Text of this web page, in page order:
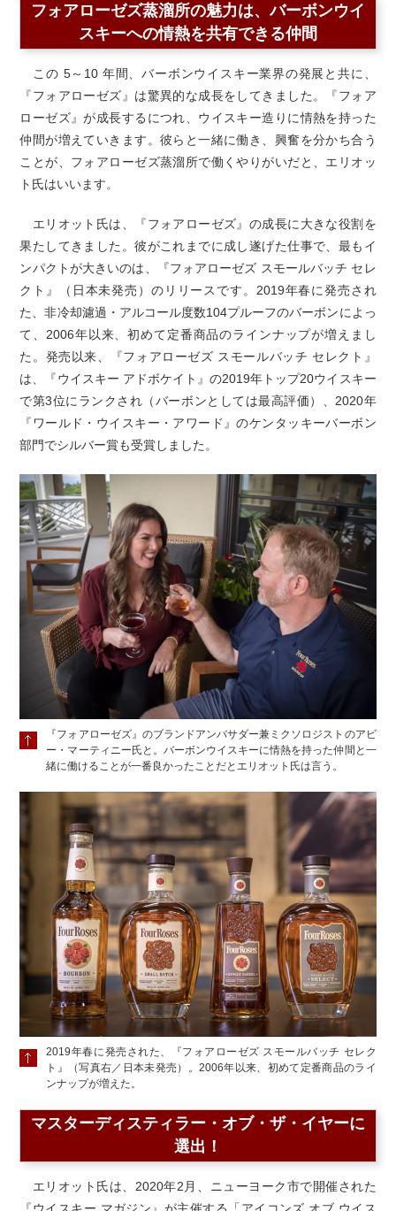
フォアローゼズ蒸溜所の魅力は、バーボンウイ
スキーへの情熱を共有できる仲間
この 5～10 年間、バーボンウイスキー業界の発展と共に、
『フォアローゼズ』は驚異的な成長をしてきました。『フォア
ローゼズ』が成長するにつれ、ウイスキー造りに情熱を持った
仲間が増えていきます。彼らと一緒に働き、興奮を分かち合う
ことが、フォアローゼズ蒸溜所で働くやりがいだと、エリオッ
ト氏はいいます。
エリオット氏は、『フォアローゼズ』の成長に大きな役割を
果たしてきました。彼がこれまでに成し遂げた仕事で、最もイ
ンパクトが大きいのは、『フォアローゼズ スモールバッチ セレ
クト』（日本未発売）のリリースです。2019年春に発売され
た、非冷却濾過・アルコール度数104プルーフのバーボンによっ
て、2006年以来、初めて定番商品のラインナップが増えまし
た。発売以来、『フォアローゼズ スモールバッチ セレクト』
は、『ウイスキー アドボケイト』の2019年トップ20ウイスキー
で第3位にランクされ（バーボンとしては最高評価）、2020年
『ワールド・ウイスキー・アワード』のケンタッキーバーボン
部門でシルバー賞も受賞しました。
『フォアローゼズ』のブランドアンバサダー兼ミクソロジストのアビ
ー・マーティニー氏と。バーボンウイスキーに情熱を持った仲間と一
緒に働けることが一番良かったことだとエリオット氏は言う。
2019年春に発売された、『フォアローゼズ スモールバッチ セレク
ト』（写真右／日本未発売）。2006年以来、初めて定番商品のライ
ンナップが増えた。
マスターディスティラー・オブ・ザ・イヤーに
選出！
エリオット氏は、2020年2月、ニューヨーク市で開催された